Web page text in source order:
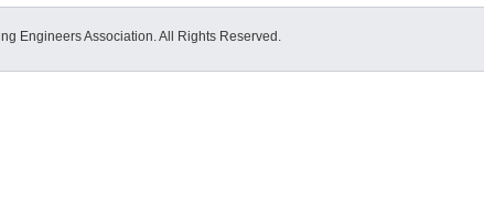
Engineers Association. All Rights Reserved.